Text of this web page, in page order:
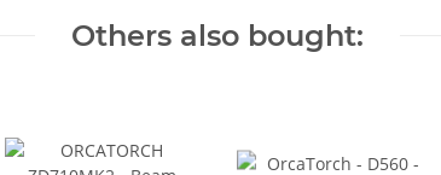
Others also bought: